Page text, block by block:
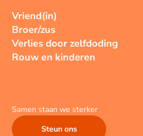
Vriend(in)
Broer/zus
Verlies door zelfdoding
Rouw en kinderen
Samen staan we sterker
Steun ons